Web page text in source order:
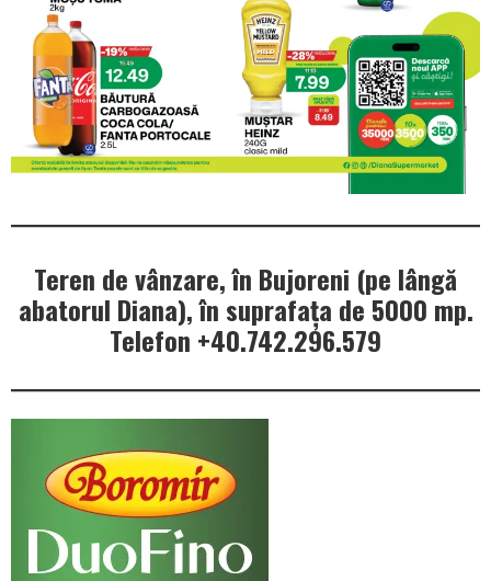
Teren de vânzare, în Bujoreni (pe lângă
abatorul Diana), în suprafața de 5000 mp.
Telefon +40.742.296.579